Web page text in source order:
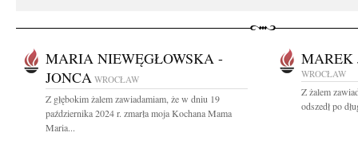
MARIA NIEWĘGŁOWSKA -
JONCA WROCŁAW
Z głębokim żalem zawiadamiam, że w dniu 19
października 2024 r. zmarła moja Kochana Mama
Maria...
MAREK
WROCŁAW
Z żalem
odszedł po